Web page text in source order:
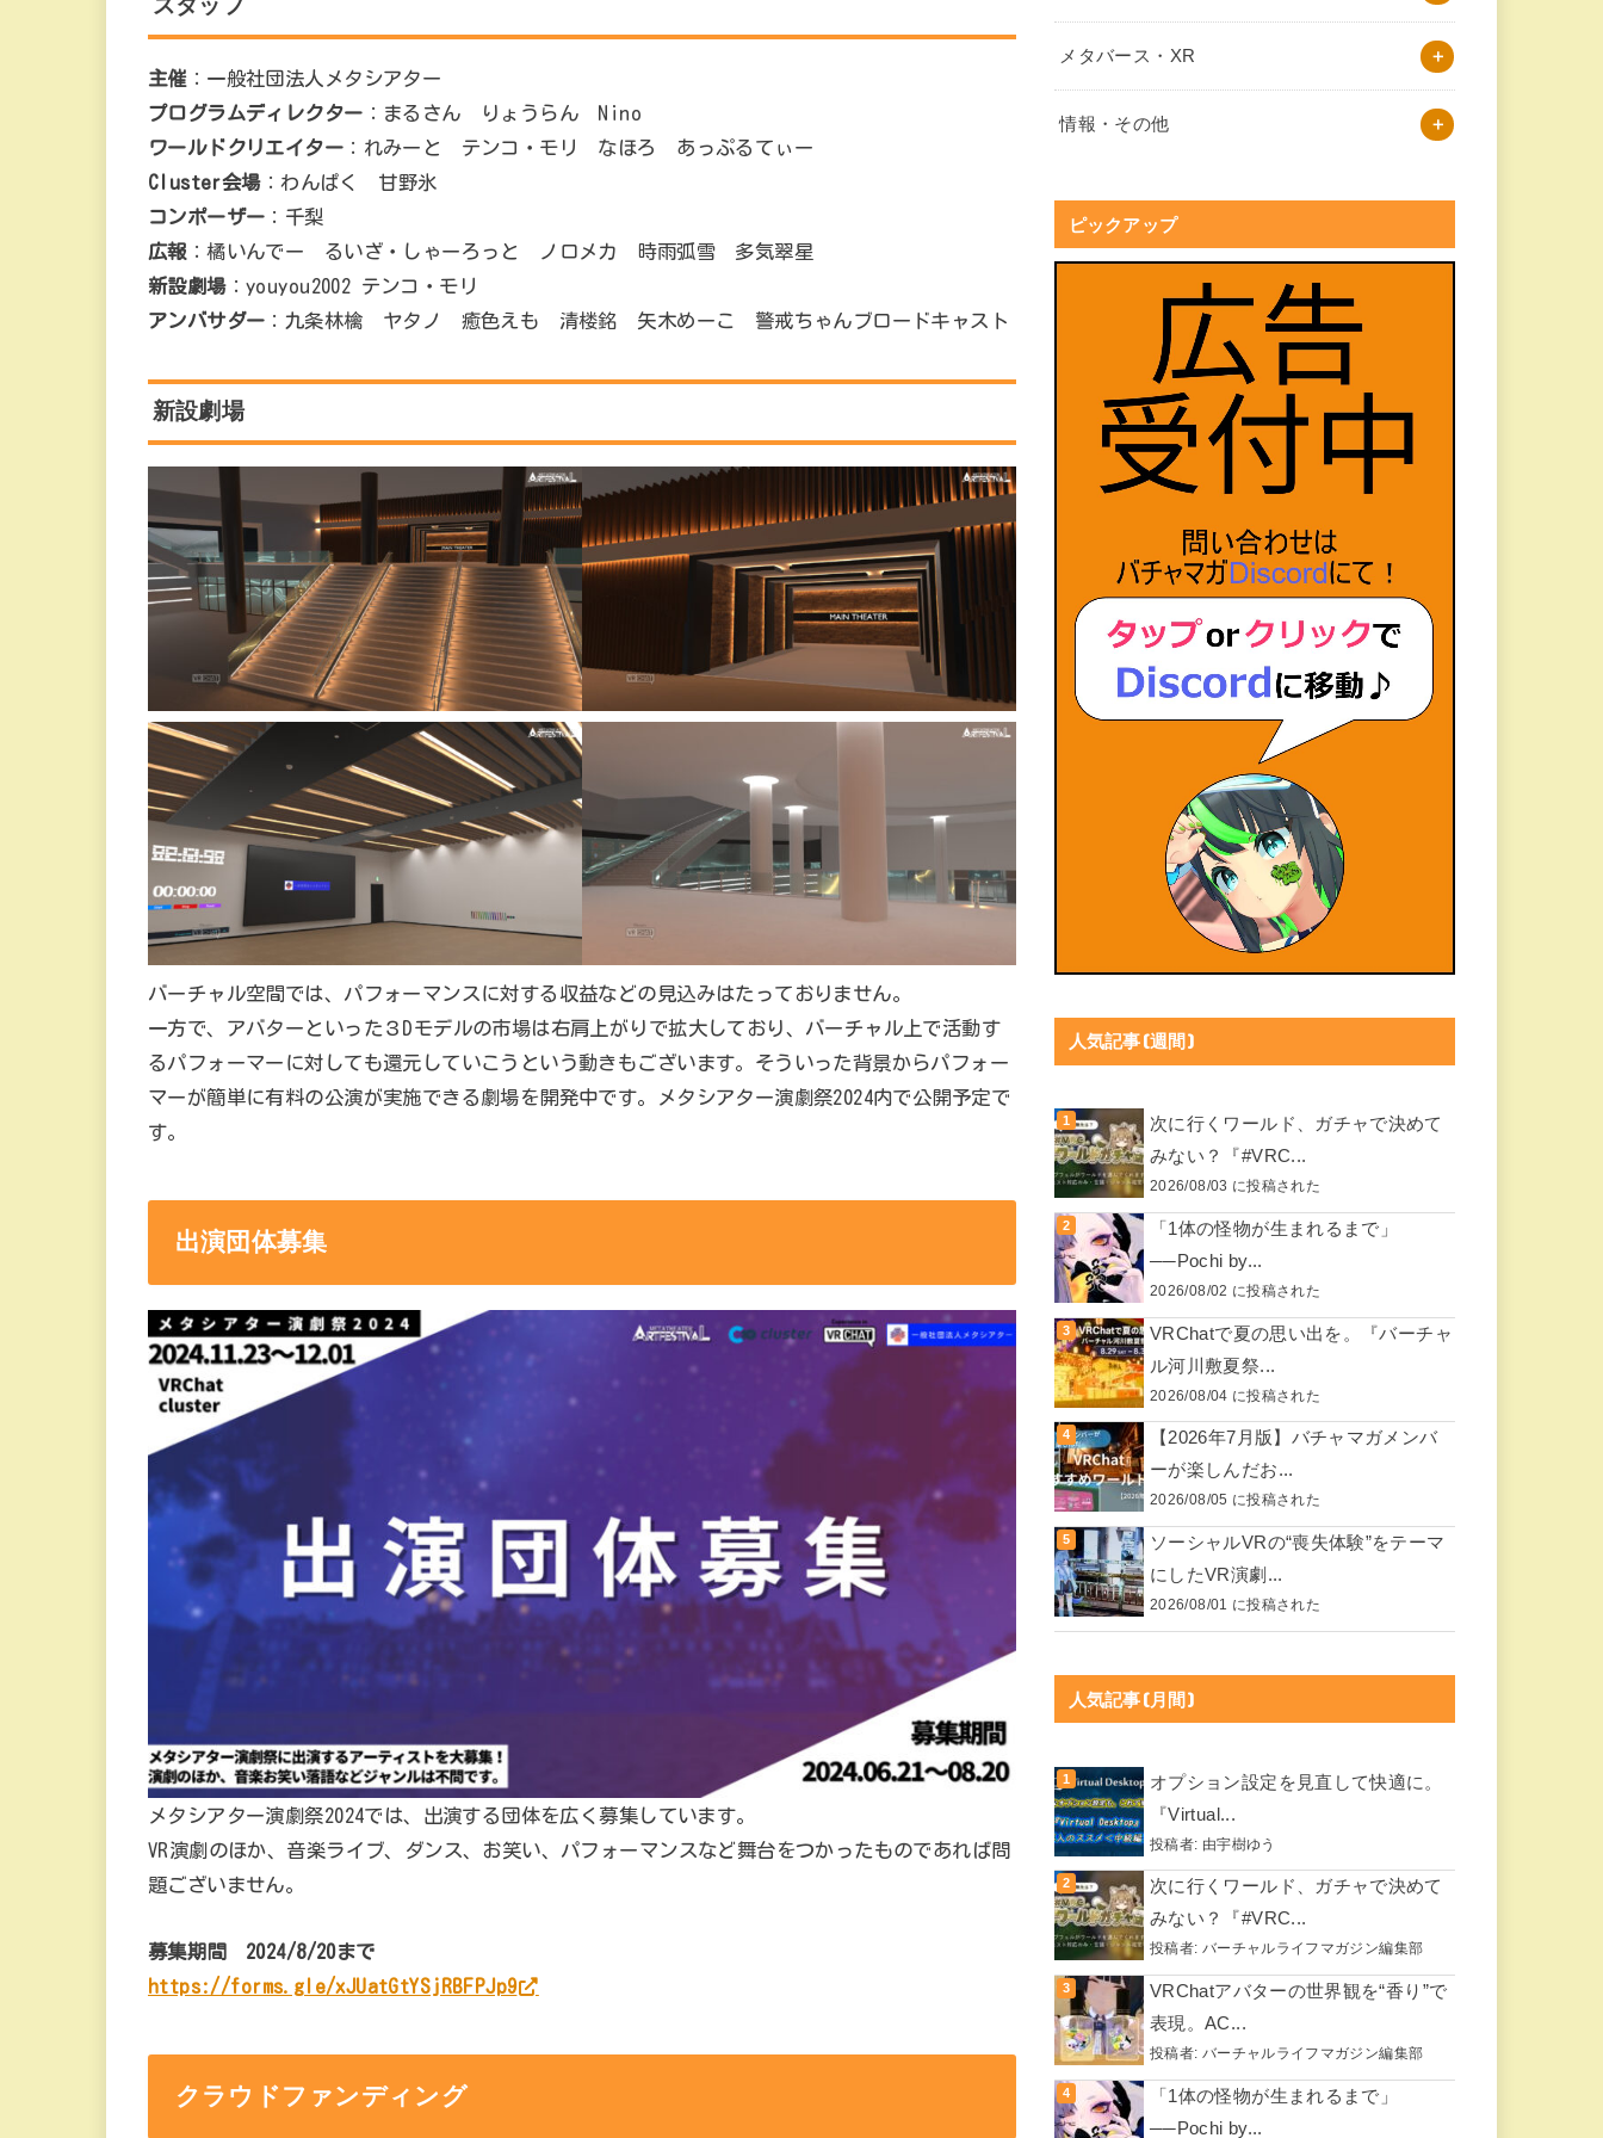
スタッフ
主催：一般社団法人メタシアター
プログラムディレクター ：まるさん りょうらん Nino
ワールドクリエイター ：れみーと テンコ・モリ なほろ あっぷるてぃー
Cluster会場：わんぱく 甘野氷
コンポーザー ：千梨
広報 ：橘いんでー るいざ・しゃーろっと ノロメカ 時雨弧雪 多気翠星
新設劇場：youyou2002 テンコ・モリ
アンバサダー ：九条林檎 ヤタノ 癒色えも 清楼銘 矢木めーこ 警戒ちゃんブロードキャスト
新設劇場
バーチャル空間では、パフォーマンスに対する収益などの見込みはたっておりません。
一方で、アバターといった３Dモデルの市場は右肩上がりで拡大しており、バーチャル上で活動す
るパフォーマーに対しても還元していこうという動きもございます。そういった背景からパフォー
マーが簡単に有料の公演が実施できる劇場を開発中です。メタシアター演劇祭2024内で公開予定で
す。
出演団体募集
メタシアター演劇祭2024では、出演する団体を広く募集しています。
VR演劇のほか、音楽ライブ、ダンス、お笑い、パフォーマンスなど舞台をつかったものであれば問
題ございません。
募集期間 2024/8/20まで
https://forms.gle/xJUatGtYSjRBFPJp9
クラウドファンディング
メタバース・XR
情報・その他
ピックアップ
人気記事(週間)
次に行くワールド、ガチャで決めて
みない？『#VRC...
2026/08/03 に投稿された
「1体の怪物が生まれるまで」
──Pochi by...
2026/08/02 に投稿された
VRChatで夏の思い出を。『バーチャ
ル河川敷夏祭...
2026/08/04 に投稿された
【2026年7月版】バチャマガメンバ
ーが楽しんだお...
2026/08/05 に投稿された
ソーシャルVRの“喪失体験”をテーマ
にしたVR演劇...
2026/08/01 に投稿された
人気記事(月間)
オプション設定を見直して快適に。
『Virtual...
投稿者: 由宇樹ゆう
次に行くワールド、ガチャで決めて
みない？『#VRC...
投稿者: バーチャルライフマガジン編集部
VRChatアバターの世界観を“香り”で
表現。AC...
投稿者: バーチャルライフマガジン編集部
「1体の怪物が生まれるまで」
──Pochi by...